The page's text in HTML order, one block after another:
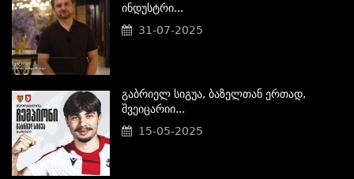
Ინდუსტრი...
31-07-2025
Გაბრიელ Სიგუა, Ბაზელთან Ერთად,
Შვეიცარიი...
15-05-2025